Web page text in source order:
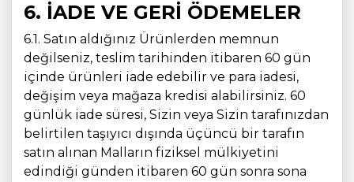
6. İADE VE GERİ ÖDEMELER
6.1. Satın aldığınız Ürünlerden memnun
değilseniz, teslim tarihinden itibaren 60 gün
içinde ürünleri iade edebilir ve para iadesi,
değişim veya mağaza kredisi alabilirsiniz. 60
günlük iade süresi, Sizin veya Sizin tarafınızdan
belirtilen taşıyıcı dışında üçüncü bir tarafın
satın alınan Malların fiziksel mülkiyetini
edindiği günden itibaren 60 gün sonra sona